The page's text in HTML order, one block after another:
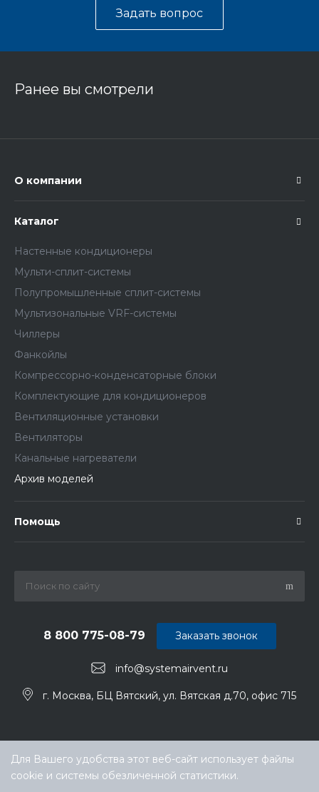
Задать вопрос
Ранее вы смотрели
О компании
Каталог
Настенные кондиционеры
Мульти-сплит-системы
Полупромышленные сплит-системы
Мультизональные VRF-системы
Чиллеры
Фанкойлы
Компрессорно-конденсаторные блоки
Комплектующие для кондиционеров
Вентиляционные установки
Вентиляторы
Канальные нагреватели
Архив моделей
Помощь
info@systemairvent.ru
8 800 775-08-79
г. Москва, БЦ Вятский, ул. Вятская д.70, офис 715
Заказать звонок
Для Вашего удобства этот веб-сайт использует файлы
cookie и системы обезличенной статистики.